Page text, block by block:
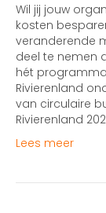
Wil jij jouw
kosten
veranderende
deel te nemen
hét
Rivierenland
van circulaire
Rivierenland
Lees meer